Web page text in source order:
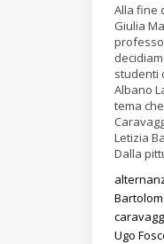
Alla fine
Giulia
studenti
Albano
tema
Letizia
Dalla
Ugo